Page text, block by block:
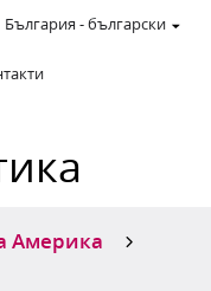
България -български
Америка